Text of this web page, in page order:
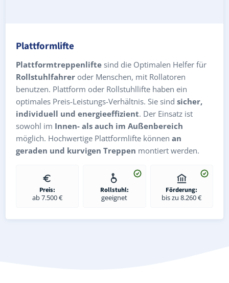
Plattformlifte
Plattformtreppenlifte sind die Optimalen Helfer für
Rollstuhlfahrer oder Menschen, mit Rollatoren
benutzen. Plattform oder Rollstuhllifte haben ein
optimales Preis-Leistungs-Verhältnis. Sie sind sicher,
individuell und energieeffizient. Der Einsatz ist
sowohl im Innen- als auch im Außenbereich
möglich. Hochwertige Plattformlifte können an
geraden und kurvigen Treppen montiert werden.
Preis:
ab 7.500 €
Rollstuhl:
geeignet
Förderung:
bis zu 8.260 €